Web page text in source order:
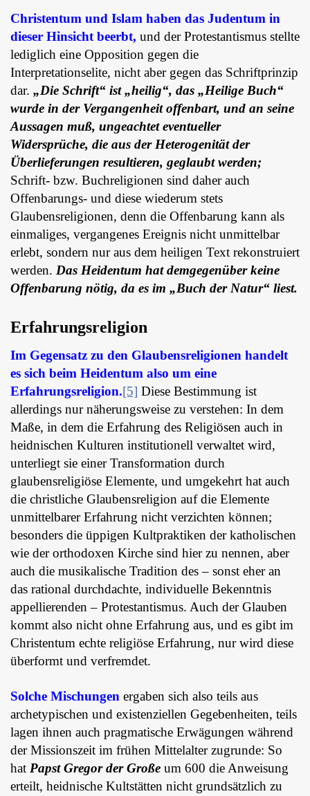
Christentum und Islam haben das Judentum in
dieser Hinsicht beerbt, und der Protestantismus stellte
lediglich eine Opposition gegen die
Interpretationselite, nicht aber gegen das Schriftprinzip
dar. „Die Schrift“ ist „heilig“, das „Heilige Buch“
wurde in der Vergangenheit offenbart, und an seine
Aussagen muß, ungeachtet eventueller
Widersprüche, die aus der Heterogenität der
Überlieferungen resultieren, geglaubt werden;
Schrift- bzw. Buchreligionen sind daher auch
Offenbarungs- und diese wiederum stets
Glaubensreligionen, denn die Offenbarung kann als
einmaliges, vergangenes Ereignis nicht unmittelbar
erlebt, sondern nur aus dem heiligen Text rekonstruiert
werden. Das Heidentum hat demgegenüber keine
Offenbarung nötig, da es im „Buch der Natur“ liest.
Erfahrungsreligion
Im Gegensatz zu den Glaubensreligionen handelt
es sich beim Heidentum also um eine
Erfahrungsreligion.[5] Diese Bestimmung ist
allerdings nur näherungsweise zu verstehen: In dem
Maße, in dem die Erfahrung des Religiösen auch in
heidnischen Kulturen institutionell verwaltet wird,
unterliegt sie einer Transformation durch
glaubensreligiöse Elemente, und umgekehrt hat auch
die christliche Glaubensreligion auf die Elemente
unmittelbarer Erfahrung nicht verzichten können;
besonders die üppigen Kultpraktiken der katholischen
wie der orthodoxen Kirche sind hier zu nennen, aber
auch die musikalische Tradition des – sonst eher an
das rational durchdachte, individuelle Bekenntnis
appellierenden – Protestantismus. Auch der Glauben
kommt also nicht ohne Erfahrung aus, und es gibt im
Christentum echte religiöse Erfahrung, nur wird diese
überformt und verfremdet.
Solche Mischungen ergaben sich also teils aus
archetypischen und existenziellen Gegebenheiten, teils
lagen ihnen auch pragmatische Erwägungen während
der Missionszeit im frühen Mittelalter zugrunde: So
hat Papst Gregor der Große um 600 die Anweisung
erteilt, heidnische Kultstätten nicht grundsätzlich zu